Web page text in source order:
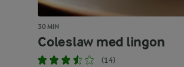
30 MIN
Coleslaw med lingon
(14)